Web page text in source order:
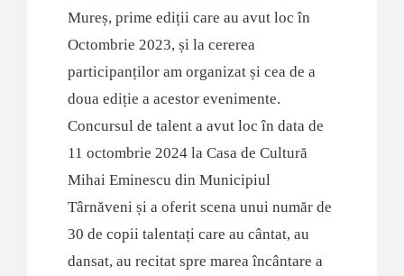
Mureș, prime ediții care au avut loc în
Octombrie 2023, și la cererea
participanților am organizat și cea de a
doua ediție a acestor evenimente.
Concursul de talent a avut loc în data de
11 octombrie 2024 la Casa de Cultură
Mihai Eminescu din Municipiul
Târnăveni și a oferit scena unui număr de
30 de copii talentați care au cântat, au
dansat, au recitat spre marea încântare a